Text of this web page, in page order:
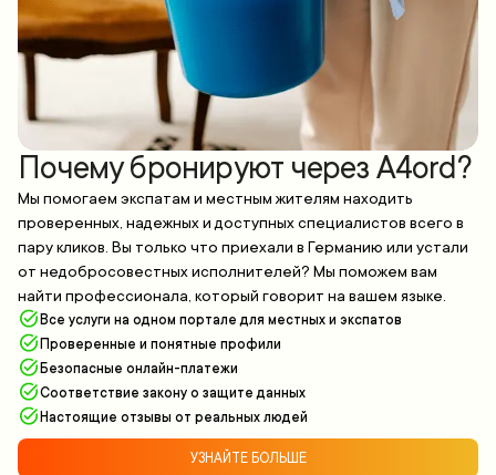
Почему бронируют через A4ord?
Мы помогаем экспатам и местным жителям находить
проверенных, надежных и доступных специалистов всего в
пару кликов. Вы только что приехали в Германию или устали
от недобросовестных исполнителей? Мы поможем вам
найти профессионала, который говорит на вашем языке.
Все услуги на одном портале для местных и экспатов
Проверенные и понятные профили
Безопасные онлайн-платежи
Соответствие закону о защите данных
Настоящие отзывы от реальных людей
УЗНАЙТЕ БОЛЬШЕ